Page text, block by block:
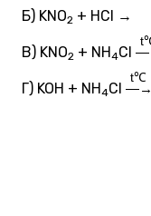
Б) KNO2 + HCl →
В) KNO2 + NH4Cl
Г) KOH + NH4Cl —→
t℃